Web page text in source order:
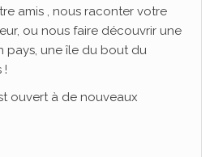
amis , nous raconter votre
ou nous faire découvrir une
pays, une île du bout du
!
ouvert à de nouveaux